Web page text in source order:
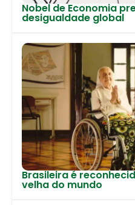
Nobel de Economia
desigualdade global
Brasileira é
velha do mundo